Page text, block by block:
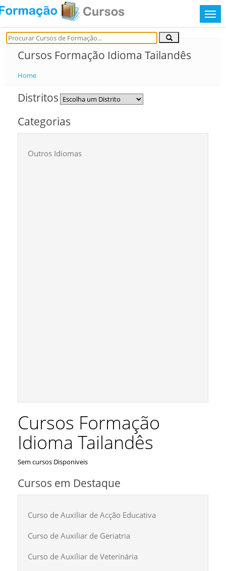
Cursos Formação Idioma Tailandês
Home
Distritos
Categorias
Outros Idiomas
Cursos Formação
Idioma Tailandês
Sem cursos Disponiveis
Cursos em Destaque
Curso de Auxiliar de Acção Educativa
Curso de Auxiliar de Geriatria
Curso de Auxiliar de Veterinária